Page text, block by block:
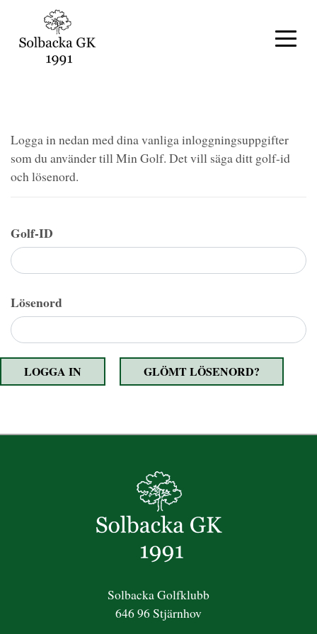
Logga in nedan med dina vanliga inloggningsuppgifter
som du använder till Min Golf. Det vill säga ditt golf-id
och lösenord.
Golf-ID
Lösenord
LOGGA IN GLÖMT LÖSENORD?
Solbacka Golfklubb
646 96 Stjärnhov